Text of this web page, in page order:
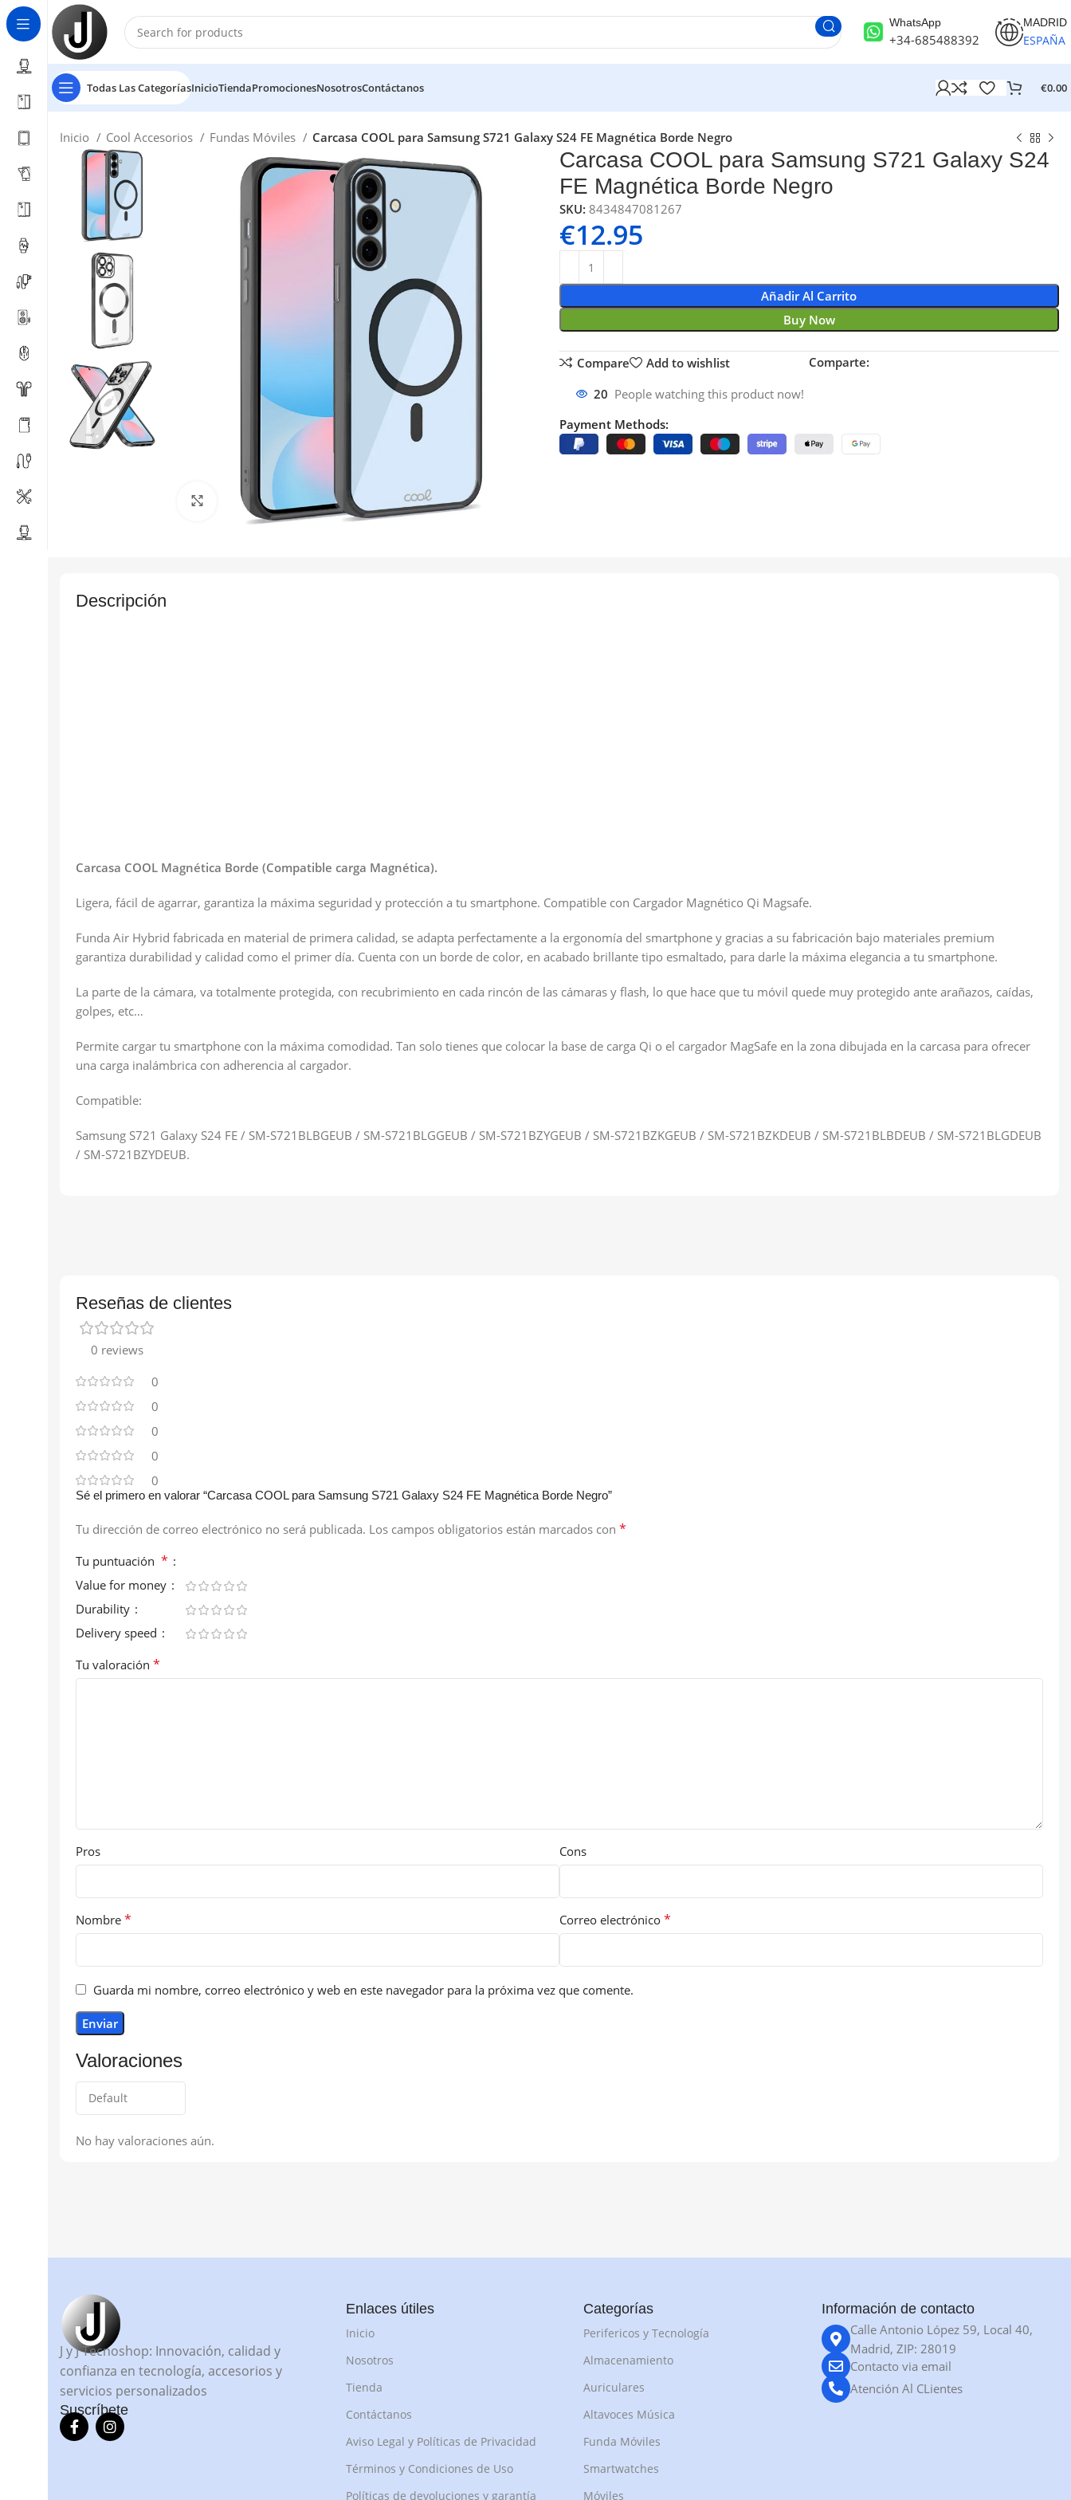
WhatsApp
+34-685488392
MADRID
ESPAÑA
Todas Las CategoríasInicioTiendaPromocionesNosotrosContáctanos €0.00
Inicio Cool Accesorios Fundas Móviles Carcasa COOL para Samsung S721 Galaxy S24 FE Magnética Borde Negro
Click to enlarge
Carcasa COOL para Samsung S721 Galaxy S24
FE Magnética Borde Negro
SKU: 8434847081267
€12.95
Añadir Al Carrito
Buy Now
Compare Add to wishlist Comparte:
20 People watching this product now!
Payment Methods:
Descripción
Carcasa COOL Magnética Borde (Compatible carga Magnética).
Ligera, fácil de agarrar, garantiza la máxima seguridad y protección a tu smartphone. Compatible con Cargador Magnético Qi Magsafe.
Funda Air Hybrid fabricada en material de primera calidad, se adapta perfectamente a la ergonomía del smartphone y gracias a su fabricación bajo materiales premium
garantiza durabilidad y calidad como el primer día. Cuenta con un borde de color, en acabado brillante tipo esmaltado, para darle la máxima elegancia a tu smartphone.
La parte de la cámara, va totalmente protegida, con recubrimiento en cada rincón de las cámaras y flash, lo que hace que tu móvil quede muy protegido ante arañazos, caídas,
golpes, etc…
Permite cargar tu smartphone con la máxima comodidad. Tan solo tienes que colocar la base de carga Qi o el cargador MagSafe en la zona dibujada en la carcasa para ofrecer
una carga inalámbrica con adherencia al cargador.
Compatible:
Samsung S721 Galaxy S24 FE / SM-S721BLBGEUB / SM-S721BLGGEUB / SM-S721BZYGEUB / SM-S721BZKGEUB / SM-S721BZKDEUB / SM-S721BLBDEUB / SM-S721BLGDEUB
/ SM-S721BZYDEUB.
Reseñas de clientes
0 reviews
0
0
0
0
0
Valoraciones
No hay valoraciones aún.
Sé el primero en valorar “Carcasa COOL para Samsung S721 Galaxy S24 FE Magnética Borde Negro”
Tu dirección de correo electrónico no será publicada. Los campos obligatorios están marcados con *
Tu puntuación *
Value for money
Durability
Delivery speed
Tu valoración *
Pros Cons
Nombre * Correo electrónico *
Guarda mi nombre, correo electrónico y web en este navegador para la próxima vez que comente.
J y J Tecnoshop: Innovación, calidad y
confianza en tecnología, accesorios y
servicios personalizados
Suscríbete
Enlaces útiles
Inicio
Nosotros
Tienda
Contáctanos
Aviso Legal y Políticas de Privacidad
Términos y Condiciones de Uso
Políticas de devoluciones y garantía
Categorías
Perifericos y Tecnología
Almacenamiento
Auriculares
Altavoces Música
Funda Móviles
Smartwatches
Móviles
Información de contacto
Calle Antonio López 59, Local 40,
Madrid, ZIP: 28019
Contacto via email
Atención Al CLientes